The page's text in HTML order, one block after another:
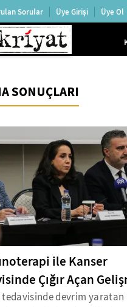
Sorular Üye Girişi Üye Ol
SONUÇLARI
ile Kanser
Çığır Açan
tedavisinde devrim yaratan